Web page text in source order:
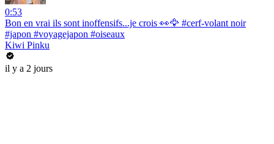
0:53
Bon en vrai ils sont inoffensifs...je crois 👀🦅 #cerf-volant noir
#japon #voyagejapon #oiseaux
Kiwi Pinku
il y a 2 jours